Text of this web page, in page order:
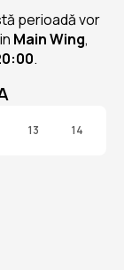
perioadă vor
Main Wing,
.
13 14